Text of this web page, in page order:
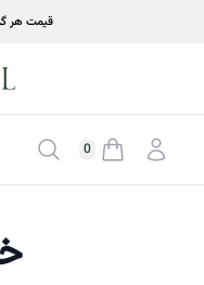
قیمت هر گرم طلا ۱۸
جستجو 0 موجودی ورود